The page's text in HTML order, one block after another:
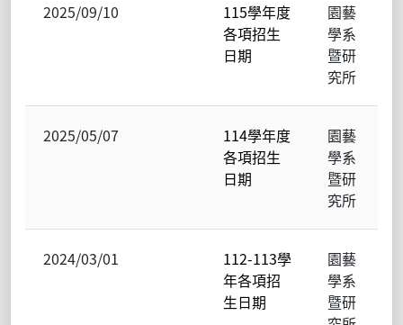
2025/09/10
115學年度
各項招生
日期
園藝
學系
暨研
究所
2025/05/07
114學年度
各項招生
日期
園藝
學系
暨研
究所
2024/03/01
112-113學
年各項招
生日期
園藝
學系
暨研